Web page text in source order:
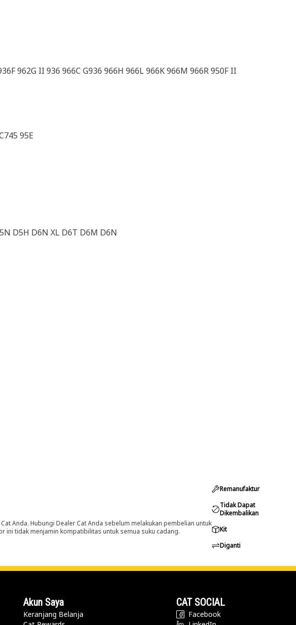
962G II 936 966C G936 966H 966L 966K 966M 966R 950F II
95E
D5H D6N XL D6T D6M D6N
Anda. Hubungi Dealer Cat Anda sebelum melakukan pembelian untuk
ini tidak menjamin kompatibilitas untuk semua suku cadang.
Remanufaktur
Tidak Dapat
Dikembalikan
Kit
Diganti
Akun Saya
Keranjang Belanja
CAT SOCIAL
Facebook